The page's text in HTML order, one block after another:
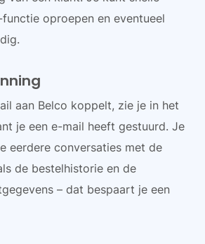
oproepen en eventueel
aan Belco koppelt, zie je in het
je een e-mail heeft gestuurd. Je
eerdere conversaties met de
de bestelhistorie en de
– dat bespaart je een